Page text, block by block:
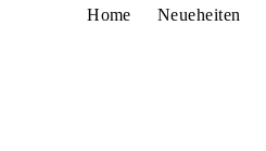
Home Neueheiten